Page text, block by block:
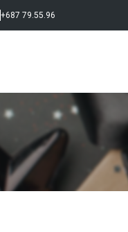
+687 79.55.96